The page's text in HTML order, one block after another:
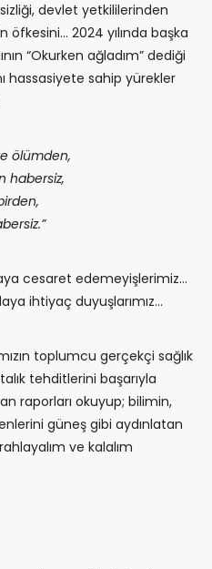
devlet yetkililerinden
2024 yılında başka
“Okurken ağladım” dediği
hassasiyete sahip yürekler
ölümden,
habersiz,
cesaret edemeyişlerimiz…
ihtiyaç duyuşlarımız…
toplumcu gerçekçi sağlık
tehditlerini başarıyla
raporları okuyup; bilimin,
güneş gibi aydınlatan
ve kalalım